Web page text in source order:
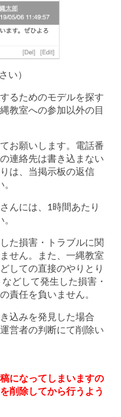
い）
るためのモデルを探す
教室への参加以外の目
お願いします。電話番
連絡先は書き込まない
は、当掲示板の返信
んには、1時間あたり
た損害・トラブルに関
せん。また、一縄教室
しての直接のやりとり
どして発生した損害・
責任を負いません。
込みを発見した場合
営者の判断にて削除い
になってしまいますの
削除してから行うよう